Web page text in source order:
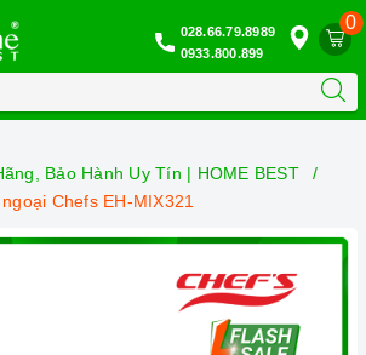
0
028.66.79.8989
0933.800.899
Bảo Hành Uy Tín | HOME BEST
Chefs EH-MIX321